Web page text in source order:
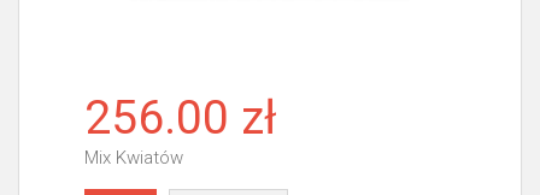
256.00 zł
Mix Kwiatów